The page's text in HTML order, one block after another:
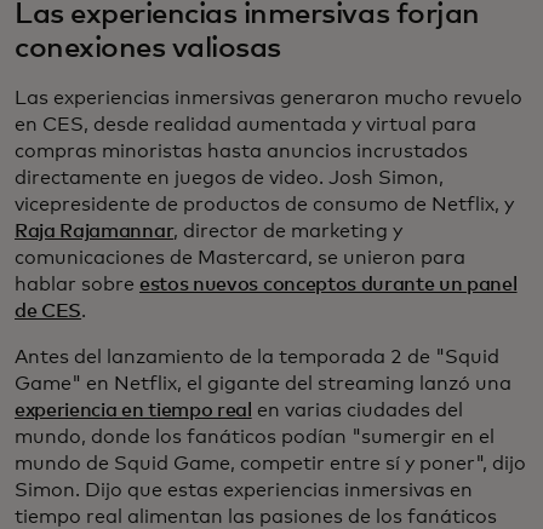
Las experiencias inmersivas forjan
conexiones valiosas
Las experiencias inmersivas generaron mucho revuelo
en CES, desde realidad aumentada y virtual para
compras minoristas hasta anuncios incrustados
directamente en juegos de video. Josh Simon,
vicepresidente de productos de consumo de Netflix, y
Raja Rajamannar, director de marketing y
comunicaciones de Mastercard, se unieron para
hablar sobre estos nuevos conceptos durante un panel
de CES.
Antes del lanzamiento de la temporada 2 de "Squid
Game" en Netflix, el gigante del streaming lanzó una
experiencia en tiempo real
en varias ciudades del
mundo, donde los fanáticos podían "sumergir en el
mundo de Squid Game, competir entre sí y poner", dijo
Simon. Dijo que estas experiencias inmersivas en
tiempo real alimentan las pasiones de los fanáticos